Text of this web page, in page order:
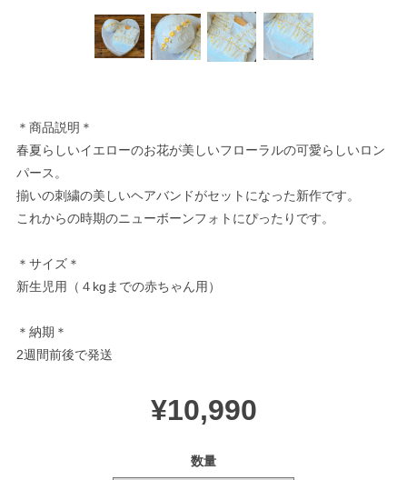
＊商品説明＊
春夏らしいイエローのお花が美しいフローラルの可愛らしいロン
パース。
揃いの刺繍の美しいヘアバンドがセットになった新作です。
これからの時期のニューボーンフォトにぴったりです。
＊サイズ＊
新生児用（４kgまでの赤ちゃん用）
＊納期＊
2週間前後で発送
¥10,990
数量